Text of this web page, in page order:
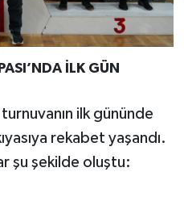
İLK GÜN
ilk gününde
rekabet yaşandı.
şu şekilde oluştu: